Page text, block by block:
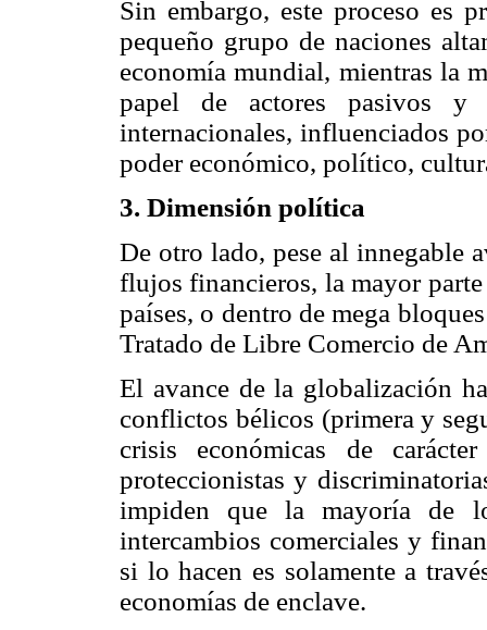
Sin embargo, este proceso es
pequeño grupo de naciones
economía mundial, mientras la
papel de actores pasivos y
internacionales, influenciados
poder económico, político,
3. Dimensión política
De otro lado, pese al innegable
flujos financieros, la mayor
países, o dentro de mega
Tratado de Libre Comercio de
El avance de la globalización
conflictos bélicos (primera y
crisis económicas de
proteccionistas y
impiden que la mayoría de
intercambios comerciales y
si lo hacen es solamente a
economías de enclave.